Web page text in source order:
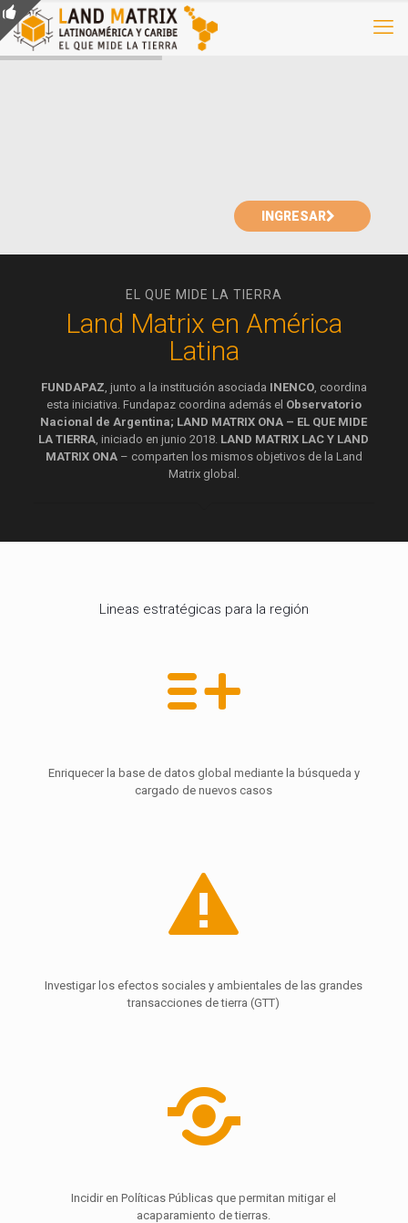
INGRESAR
EL QUE MIDE LA TIERRA
Land Matrix en América
Latina
FUNDAPAZ, junto a la institución asociada INENCO, coordina
esta iniciativa. Fundapaz coordina además el Observatorio
Nacional de Argentina; LAND MATRIX ONA – EL QUE MIDE
LA TIERRA, iniciado en junio 2018. LAND MATRIX LAC Y LAND
MATRIX ONA– comparten los mismos objetivos de la Land
Matrix global.
Lineas estratégicas para la región
Enriquecer la base de datos global mediante la búsqueda y
cargado de nuevos casos
Investigar los efectos sociales y ambientales de las grandes
transacciones de tierra (GTT)
Incidir en Políticas Públicas que permitan mitigar el
acaparamiento de tierras.